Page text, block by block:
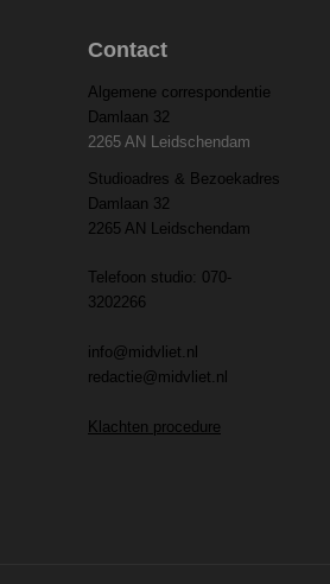
Contact
Algemene correspondentie
Damlaan 32
2265 AN Leidschendam
Studioadres & Bezoekadres
Damlaan 32
2265 AN Leidschendam
Telefoon studio: 070-
3202266
info@midvliet.nl
redactie@midvliet.nl
Klachten procedure